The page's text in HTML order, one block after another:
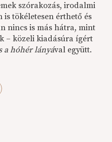
szórakozás, irodalmi
tökéletesen érthető és
nincs is más hátra, mint
– közeli kiadásúra ígért
a hóhér lányával együtt.